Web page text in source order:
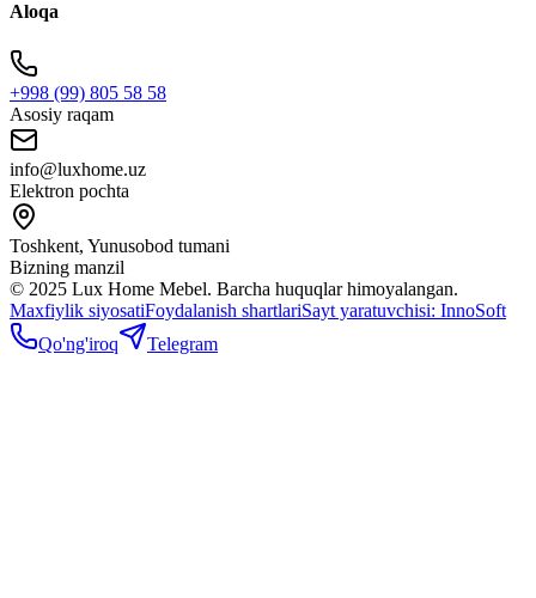
Aloqa
+998 (99) 805 58 58
Asosiy raqam
info@luxhome.uz
Elektron pochta
Toshkent, Yunusobod tumani
Bizning manzil
© 2025 Lux Home Mebel. Barcha huquqlar himoyalangan.
Maxfiylik siyosatiFoydalanish shartlariSayt yaratuvchisi: InnoSoft
Qo'ng'iroq
Telegram